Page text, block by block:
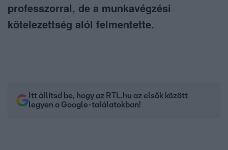
professzorral, de a munkavégzési
kötelezettség alól felmentette.
Itt állítsd be, hogy az RTL.hu az elsők között
legyen a Google-találatokban!